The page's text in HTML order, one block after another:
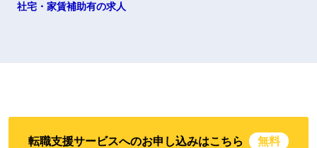
社宅・家賃補助有の求人
転職支援サービスへのお申し込みはこちら 無料